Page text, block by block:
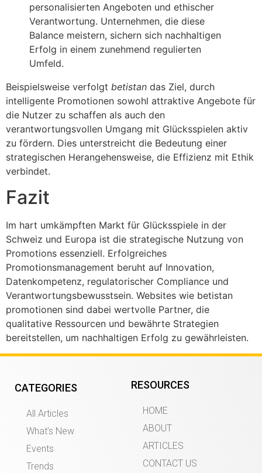
personalisierten Angeboten und ethischer
Verantwortung. Unternehmen, die diese
Balance meistern, sichern sich nachhaltigen
Erfolg in einem zunehmend regulierten
Umfeld.
Beispielsweise verfolgt betistan das Ziel, durch
intelligente Promotionen sowohl attraktive Angebote für
die Nutzer zu schaffen als auch den
verantwortungsvollen Umgang mit Glücksspielen aktiv
zu fördern. Dies unterstreicht die Bedeutung einer
strategischen Herangehensweise, die Effizienz mit Ethik
verbindet.
Fazit
Im hart umkämpften Markt für Glücksspiele in der
Schweiz und Europa ist die strategische Nutzung von
Promotions essenziell. Erfolgreiches
Promotionsmanagement beruht auf Innovation,
Datenkompetenz, regulatorischer Compliance und
Verantwortungsbewusstsein. Websites wie betistan
promotionen sind dabei wertvolle Partner, die
qualitative Ressourcen und bewährte Strategien
bereitstellen, um nachhaltigen Erfolg zu gewährleisten.
CATEGORIES
All Articles
What’s New
Events
Trends
RESOURCES
HOME
ABOUT
ARTICLES
CONTACT US